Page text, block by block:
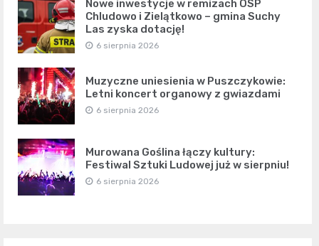
Nowe inwestycje w remizach OSP
Chludowo i Zielątkowo – gmina Suchy
Las zyska dotację!
6 sierpnia 2026
Muzyczne uniesienia w Puszczykowie:
Letni koncert organowy z gwiazdami
6 sierpnia 2026
Murowana Goślina łączy kultury:
Festiwal Sztuki Ludowej już w sierpniu!
6 sierpnia 2026